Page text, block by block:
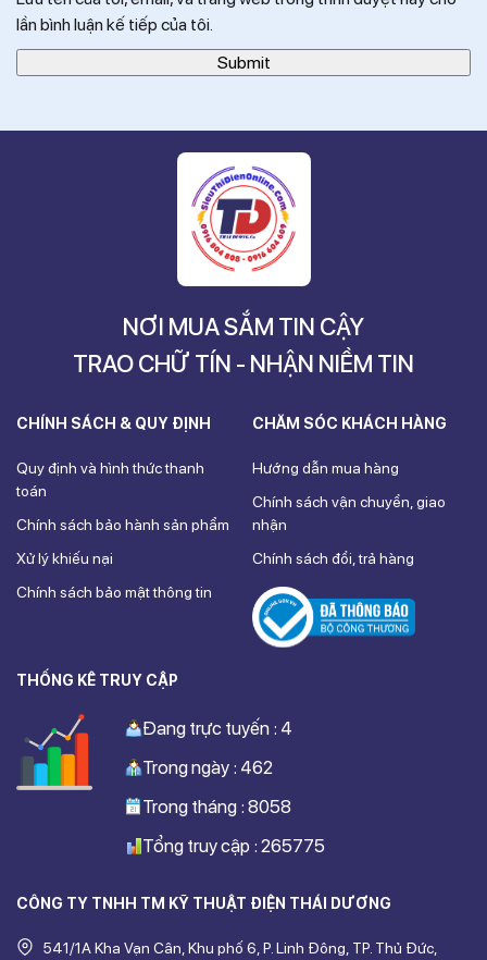
lần bình luận kế tiếp của tôi.
NƠI MUA SẮM TIN CẬY
TRAO CHỮ TÍN - NHẬN NIỀM TIN
CÔNG TY TNHH TM KỸ THUẬT ĐIỆN THÁI DƯƠNG
541/1A Kha Vạn Cân, Khu phố 6, P. Linh Đông, TP. Thủ Đức,
CHÍNH SÁCH & QUY ĐỊNH
Quy định và hình thức thanh
toán
Chính sách bảo hành sản phẩm
Xử lý khiếu nại
Chính sách bảo mật thông tin
CHĂM SÓC KHÁCH HÀNG
Hướng dẫn mua hàng
Chính sách vận chuyển, giao
nhận
Chính sách đổi, trả hàng
THỐNG KÊ TRUY CẬP
Trong ngày : 462
Trong tháng : 8058
Tổng truy cập : 265775
Đang trực tuyến : 4